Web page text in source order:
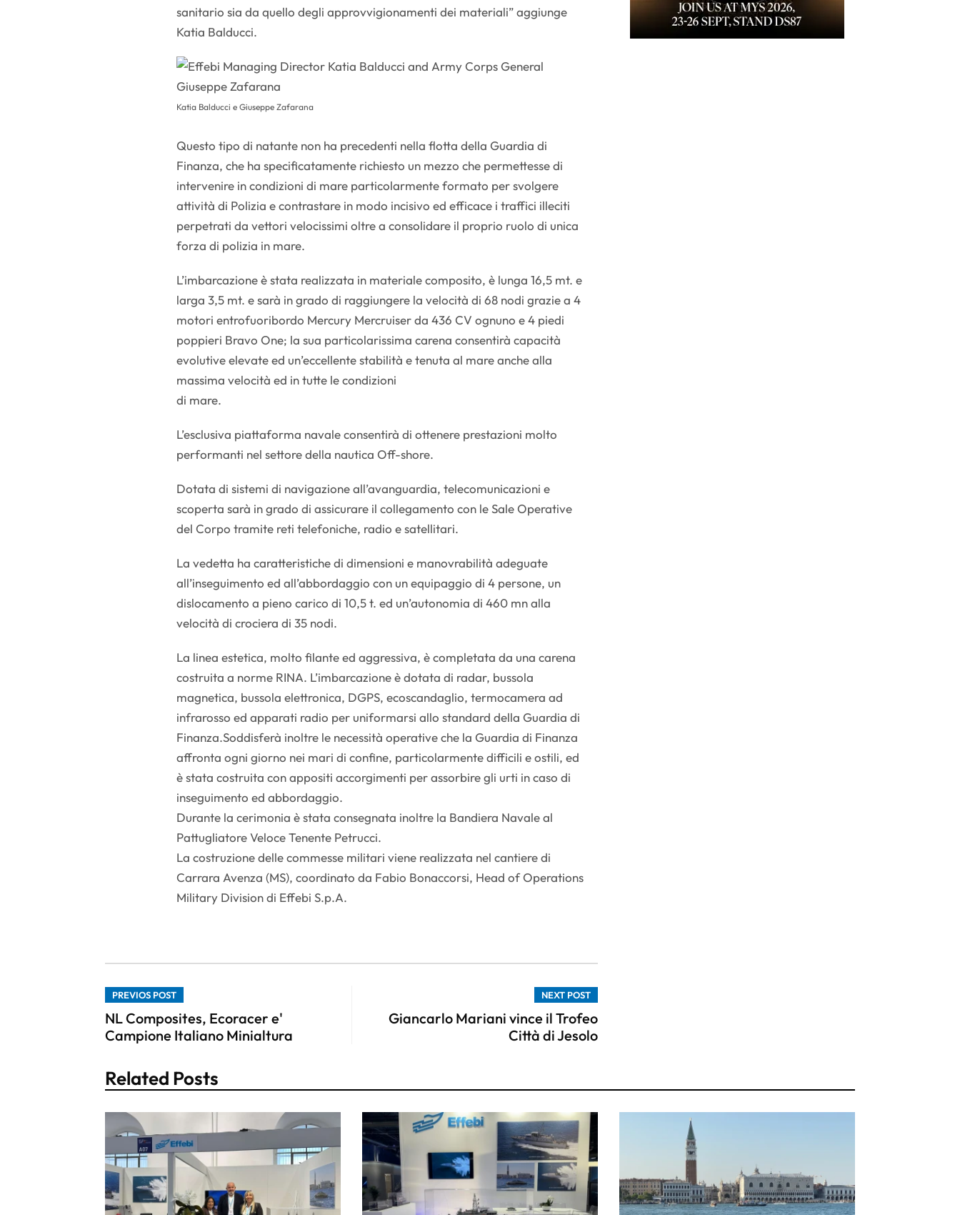
sanitario sia da quello degli approvvigionamenti dei materiali” aggiunge
Katia Balducci.
Katia Balducci e Giuseppe Zafarana
Questo tipo di natante non ha precedenti nella flotta della Guardia di
Finanza, che ha specificatamente richiesto un mezzo che permettesse di
intervenire in condizioni di mare particolarmente formato per svolgere
attività di Polizia e contrastare in modo incisivo ed efficace i traffici illeciti
perpetrati da vettori velocissimi oltre a consolidare il proprio ruolo di unica
forza di polizia in mare.
L’imbarcazione è stata realizzata in materiale composito, è lunga 16,5 mt. e
larga 3,5 mt. e sarà in grado di raggiungere la velocità di 68 nodi grazie a 4
motori entrofuoribordo Mercury Mercruiser da 436 CV ognuno e 4 piedi
poppieri Bravo One; la sua particolarissima carena consentirà capacità
evolutive elevate ed un’eccellente stabilità e tenuta al mare anche alla
massima velocità ed in tutte le condizioni
di mare.
L’esclusiva piattaforma navale consentirà di ottenere prestazioni molto
performanti nel settore della nautica Off-shore.
Dotata di sistemi di navigazione all’avanguardia, telecomunicazioni e
scoperta sarà in grado di assicurare il collegamento con le Sale Operative
del Corpo tramite reti telefoniche, radio e satellitari.
La vedetta ha caratteristiche di dimensioni e manovrabilità adeguate
all’inseguimento ed all’abbordaggio con un equipaggio di 4 persone, un
dislocamento a pieno carico di 10,5 t. ed un’autonomia di 460 mn alla
velocità di crociera di 35 nodi.
La linea estetica, molto filante ed aggressiva, è completata da una carena
costruita a norme RINA. L’imbarcazione è dotata di radar, bussola
magnetica, bussola elettronica, DGPS, ecoscandaglio, termocamera ad
infrarosso ed apparati radio per uniformarsi allo standard della Guardia di
Finanza.Soddisferà inoltre le necessità operative che la Guardia di Finanza
affronta ogni giorno nei mari di confine, particolarmente difficili e ostili, ed
è stata costruita con appositi accorgimenti per assorbire gli urti in caso di
inseguimento ed abbordaggio.
Durante la cerimonia è stata consegnata inoltre la Bandiera Navale al
Pattugliatore Veloce Tenente Petrucci.
La costruzione delle commesse militari viene realizzata nel cantiere di
Carrara Avenza (MS), coordinato da Fabio Bonaccorsi, Head of Operations
Military Division di Effebi S.p.A.
PREVIOS POST
NL Composites, Ecoracer e'
Campione Italiano Minialtura
NEXT POST
Giancarlo Mariani vince il Trofeo
Città di Jesolo
Related Posts